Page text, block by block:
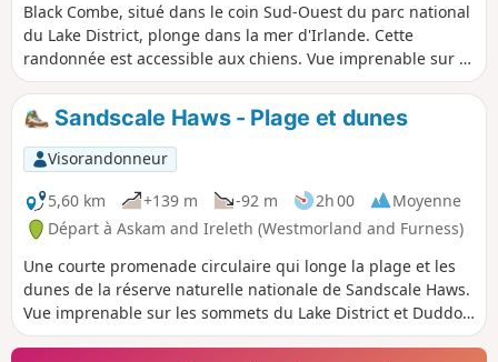
Black Combe, situé dans le coin Sud-Ouest du parc national
du Lake District, plonge dans la mer d'Irlande. Cette
randonnée est accessible aux chiens. Vue imprenable sur la
mer d'Irlande.
Sandscale Haws - Plage et dunes
Visorandonneur
5,60 km
+139 m -92 m 2h 00
Moyenne
Départ à Askam and Ireleth (Westmorland and Furness)
Une courte promenade circulaire qui longe la plage et les
dunes de la réserve naturelle nationale de Sandscale Haws.
Vue imprenable sur les sommets du Lake District et Duddon
Sands. Cette promenade doit être effectuée à marée basse